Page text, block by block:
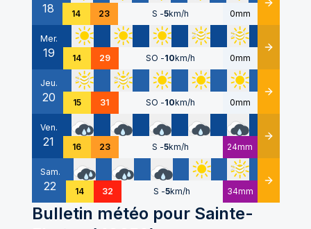
18 14 23 S -5km/h 0mm Détails
Mer.
19 14 29 SO -10km/h 0mm Détails
Jeu.
20 15 31 SO -10km/h 0mm Détails
Ven.
21 16 23 S -5km/h 24mm Détails
Sam.
22 14 32 S -5km/h 34mm Détails
Bulletin météo pour Sainte-